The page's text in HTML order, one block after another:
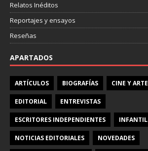
Relatos Inéditos
Reportajes y ensayos
Reseñas
APARTADOS
ARTÍCULOS BIOGRAFÍAS CINE Y ARTE
EDITORIAL ENTREVISTAS
ESCRITORES INDEPENDIENTES INFANTIL
NOTICIAS EDITORIALES NOVEDADES